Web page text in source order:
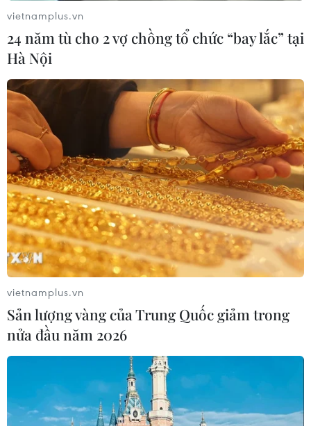
Trung Quốc duy trì cảnh báo mưa
lớn và dông mạnh
04/08/2026 11:59
Đề nghị 21 địa phương chủ động ứng
phó áp thấp nhiệt đới, gió mạnh trên
biển
04/08/2026 10:24
Xem thêm
CƠ QUAN CHỦ QUẢN: THÔNG TẤN XÃ VIỆT NAM
Tổng Biên tập: TRẦN TIẾN DUẨN
Phó Tổng Biên tập: NGUYỄN THỊ TÁM, KHÚC THANH
vietnamplus.vn
24 năm tù cho 2 vợ chồng tổ chức “bay lắc” tại
Hà Nội
vietnamplus.vn
Sản lượng vàng của Trung Quốc giảm trong
nửa đầu năm 2026